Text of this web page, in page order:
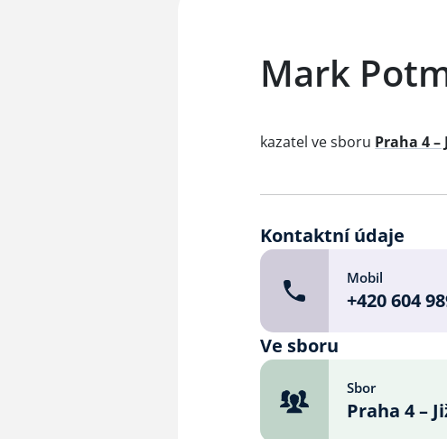
Mark
kazatel ve sboru Praha 4 –
Kontaktní údaje
Mobil
+420 604
Ve sboru
Sbor
Praha 4 –